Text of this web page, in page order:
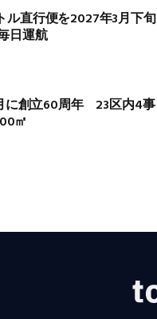
ル直行便を2027年3月下旬
日運航
に創立60周年 23区内4事
㎡